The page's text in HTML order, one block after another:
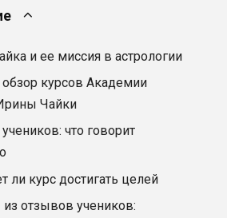
и ее миссия в астрологии
обзор курсов Академии
Чайки
что говорит
ли курс достигать целей
отзывов учеников: